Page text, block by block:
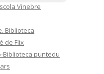
Vinebre
Biblioteca
de Flix
Biblioteca puntedu